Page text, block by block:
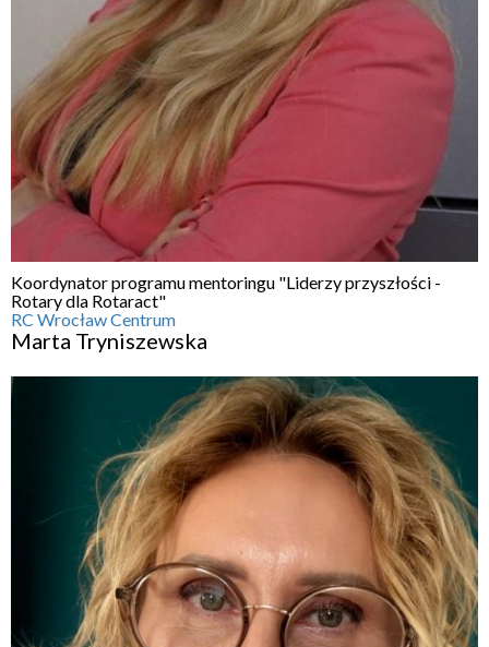
Koordynator programu mentoringu "Liderzy przyszłości -
Rotary dla Rotaract"
RC Wrocław Centrum
Marta Tryniszewska